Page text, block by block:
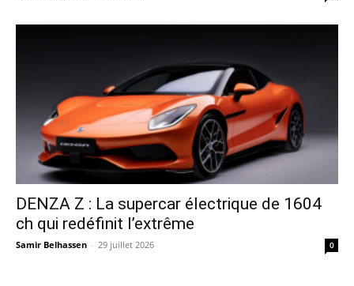
DENZA Z : La supercar électrique de 1604
ch qui redéfinit l’extrême
Samir Belhassen - 29 juillet 2026 0